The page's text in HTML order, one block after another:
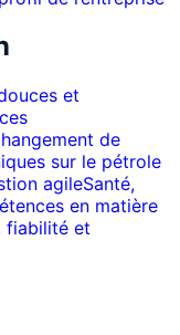
et
de
sur le pétrole
agileSanté,
en matière
fiabilité et